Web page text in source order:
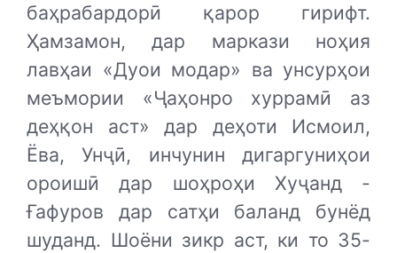
баҳрабардорӣ қарор гирифт.
Ҳамзамон, дар маркази ноҳия
лавҳаи «Дуои модар» ва унсурҳои
меъмории «Ҷаҳонро хуррамӣ аз
деҳқон аст» дар деҳоти Исмоил,
Ёва, Унҷӣ, инчунин дигаргуниҳои
ороишӣ дар шоҳроҳи Хуҷанд -
Ғафуров дар сатҳи баланд бунёд
шуданд. Шоёни зикр аст, ки то 35-